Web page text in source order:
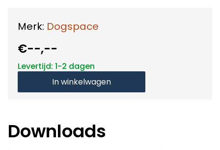
Merk: Dogspace
€--,--
Levertijd: 1-2 dagen
In winkelwagen
Downloads